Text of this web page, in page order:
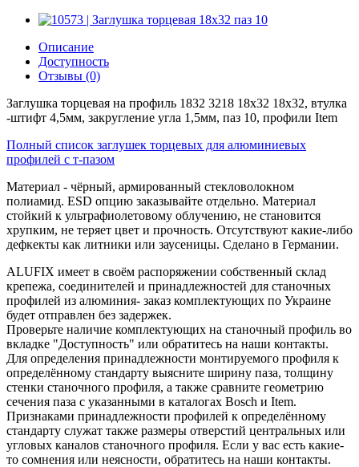
Описание
Доступность
Отзывы (0)
Заглушка торцевая на профиль 1832 3218 18x32 18х32, втулка
-штифт 4,5мм, закругление угла 1,5мм, паз 10, профили Item
Полный список заглушек торцевых для алюминиевых
профилей с т-пазом
Материал - чёрный, армированный стекловолокном
полиамид. ESD опцию заказывайте отдельно. Материал
стойкий к ультрафиолетовому облучению, не становится
хрупким, не теряет цвет и прочность. Отсутствуют какие-либо
дефкекты как литники или заусеницы. Сделано в Германии.
ALUFIX имеет в своём распоряжении собственный склад
крепежа, соединителей и принадлежностей для станочных
профилей из алюминия- заказ комплектующих по Украине
будет отправлен без задержек.
Проверьте наличие комплектующих на станочный профиль во
вкладке "Доступность" или обратитесь на наши контакты.
Для определения принадлежности монтируемого профиля к
определённому стандарту выясните ширину паза, толщину
стенки станочного профиля, а также сравните геометрию
сечения паза с указанными в каталогах Bosch и Item.
Признаками принадлежности профилей к определённому
стандарту служат также размеры отверстий центральных или
угловых каналов станочного профиля. Если у вас есть какие-
то сомнения или неясности, обратитесь на наши контакты.